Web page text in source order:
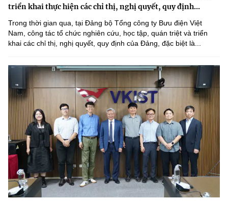
triển khai thực hiện các chỉ thị, nghị quyết, quy định...
Trong thời gian qua, tại Đảng bộ Tổng công ty Bưu điện Việt
Nam, công tác tổ chức nghiên cứu, học tập, quán triệt và triển
khai các chỉ thị, nghị quyết, quy định của Đảng, đặc biệt là...